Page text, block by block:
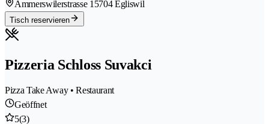
Ammerswilerstrasse 1 5704 Egliswil
Tisch reservieren
Pizzeria Schloss Suvakci
Pizza Take Away • Restaurant
Geöffnet
5(3)